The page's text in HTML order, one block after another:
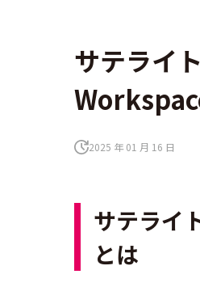
サテライ
2025 年 01 月 16 日
サテライ
とは